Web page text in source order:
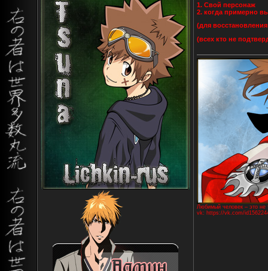
1. Свой персонаж
2. когда примерно
(для
(всех кто не
Любимый человек – это не
vk: https://vk.com/